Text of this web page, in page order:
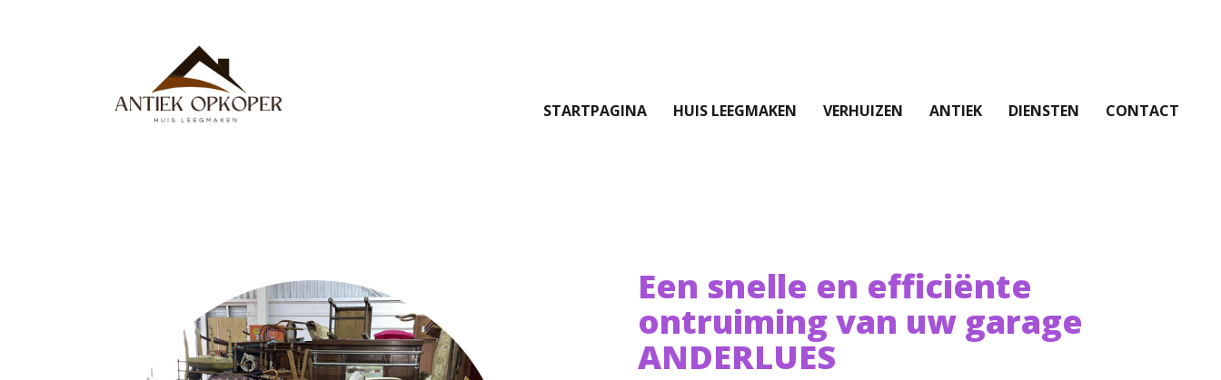
STARTPAGINA HUIS LEEGMAKEN VERHUIZEN ANTIEK DIENSTEN CONTACT
Een snelle en efficiënte
ontruiming van uw garage
ANDERLUES